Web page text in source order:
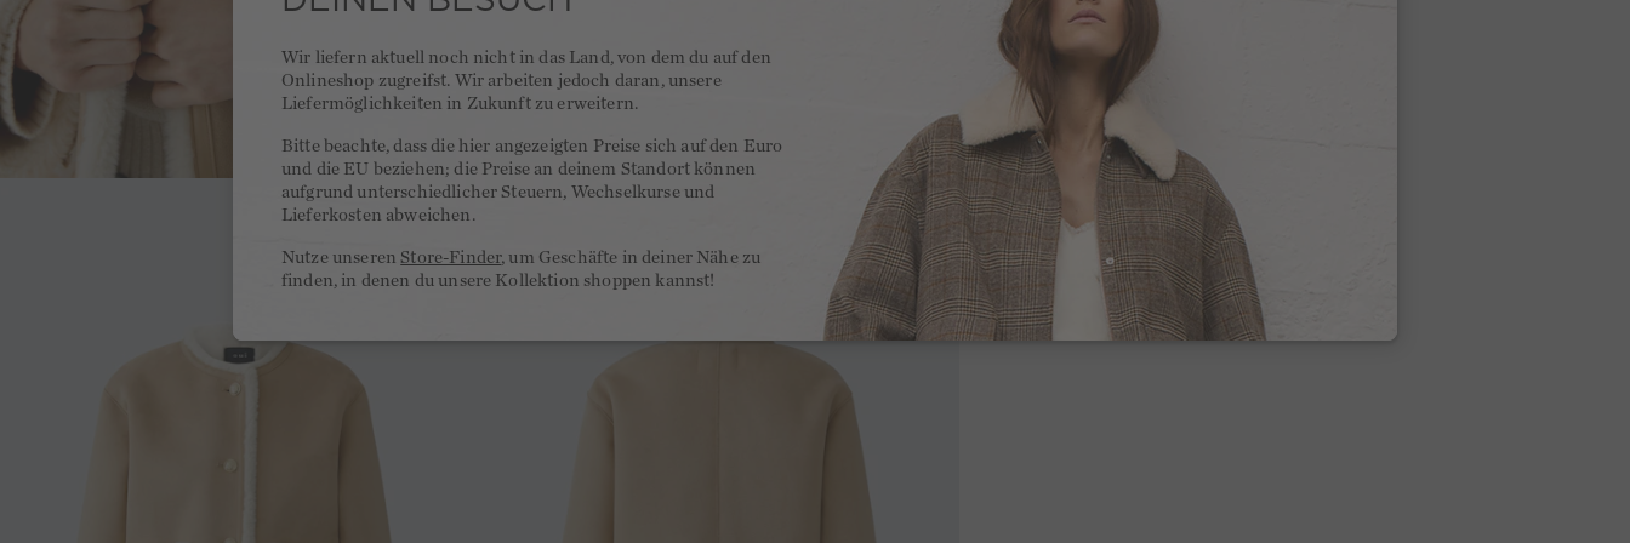
Wir liefern aktuell noch nicht in das Land, von dem du auf den
Onlineshop zugreifst. Wir arbeiten jedoch daran, unsere
Liefermöglichkeiten in Zukunft zu erweitern.
Bitte beachte, dass die hier angezeigten Preise sich auf den Euro
und die EU beziehen; die Preise an deinem Standort können
aufgrund unterschiedlicher Steuern, Wechselkurse und
Lieferkosten abweichen.
Nutze unseren Store-Finder, um Geschäfte in deiner Nähe zu
finden, in denen du unsere Kollektion shoppen kannst!